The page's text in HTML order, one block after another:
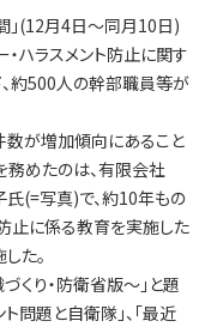
」(12月4日～同月10日)
ハラスメント防止に関す
約500人の幹部職員等が
数が増加傾向にあること
務めたのは、有限会社
写真)で、約10年もの
止に係る教育を実施した
た。
くり・防衛省版～」と題
ト問題と自衛隊」、「最近